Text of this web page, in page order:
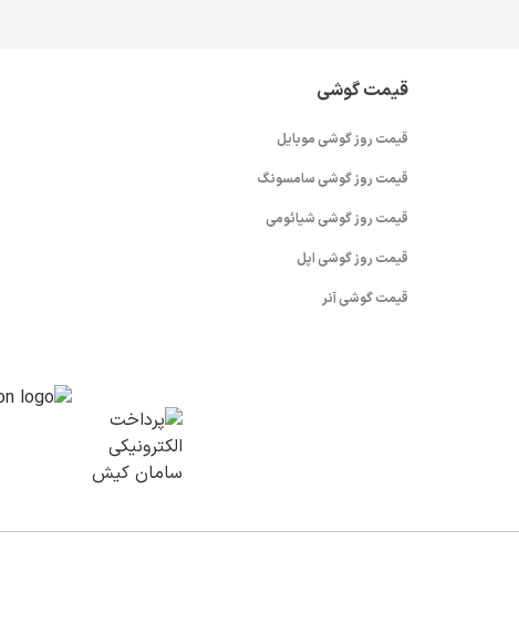
قیمت گوشی
قیمت روز گوشی موبایل
قیمت روز گوشی سامسونگ
قیمت روز گوشی شیائومی
قیمت روز گوشی اپل
قیمت گوشی آنر